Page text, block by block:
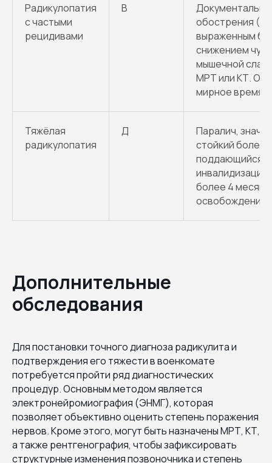
Радикулопатия
с частыми
рецидивами
В
обострения (2
выраженным
снижением
мышечной
МРТ или КТ.
мирное время.
Тяжёлая
радикулопатия
Д
Паралич,
стойкий
поддающийся
более 4
освобождение
Дополнительные
обследования
Для постановки точного диагноза радикулита и
подтверждения его тяжести в военкомате
потребуется пройти ряд диагностических
процедур. Основным методом является
электронейромиография (ЭНМГ), которая
позволяет объективно оценить степень поражения
нервов. Кроме этого, могут быть назначены МРТ, КТ,
а также рентгенография, чтобы зафиксировать
структурные изменения позвоночника и степень